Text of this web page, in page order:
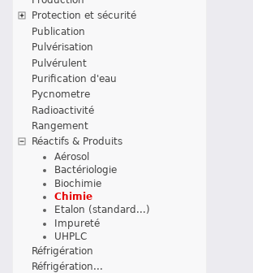
Protection et sécurité
Publication
Pulvérisation
Pulvérulent
Purification d'eau
Pycnometre
Radioactivité
Rangement
Réactifs & Produits
Aérosol
Bactériologie
Biochimie
Chimie
Etalon (standard...)
Impureté
UHPLC
Réfrigération
Réfrigération...